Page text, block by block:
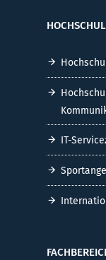
IT-